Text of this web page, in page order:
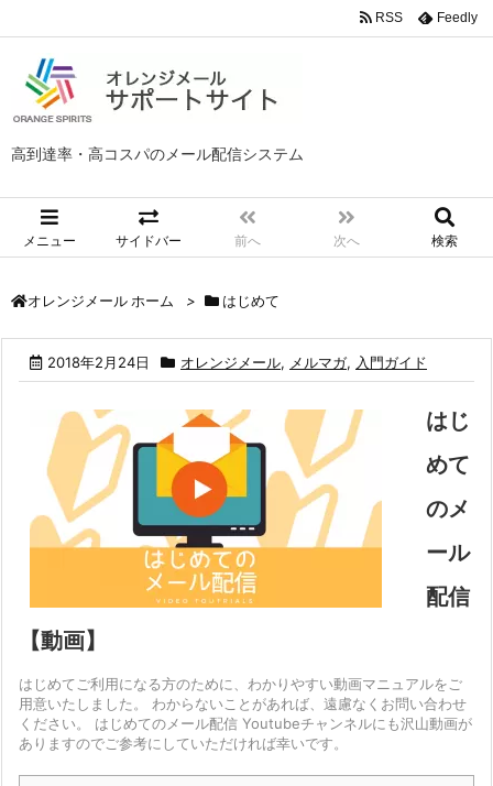
高到達率・高コスパのメール配信システム
メニュー サイドバー 前へ 次へ 検索
RSS Feedly
オレンジメール ホーム > はじめて
2018年2月24日 オレンジメール, メルマガ, 入門ガイド
はじ
めて
のメ
ール
配信
【動画】
はじめてご利用になる方のために、わかりやすい動画マニュアルをご
用意いたしました。 わからないことがあれば、遠慮なくお問い合わせ
ください。 はじめてのメール配信 Youtubeチャンネルにも沢山動画が
ありますのでご参考にしていただければ幸いです。